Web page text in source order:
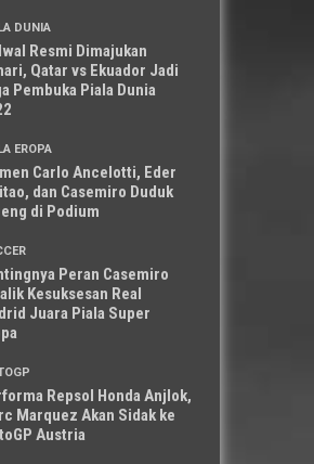
DUNIA
Resmi Dimajukan
Qatar vs Ekuador Jadi
Pembuka Piala Dunia
EROPA
Carlo Ancelotti, Eder
dan Casemiro Duduk
di Podium
Peran Casemiro
Kesuksesan Real
Juara Piala Super
Repsol Honda Anjlok,
Marquez Akan Sidak ke
Austria